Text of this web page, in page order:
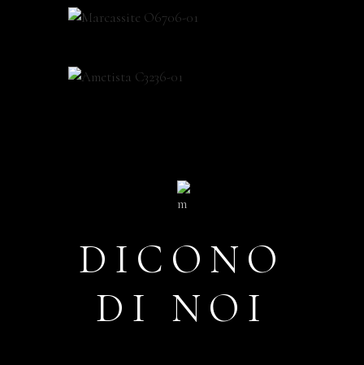
DICONO
DI NOI